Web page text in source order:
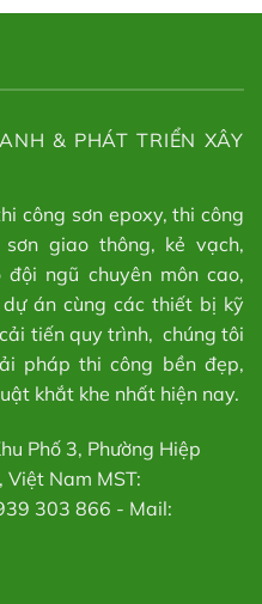
& PHÁT TRIỂN XÂY
công sơn epoxy, thi công
giao thông, kẻ vạch,
ngũ chuyên môn cao,
án cùng các thiết bị kỹ
tiến quy trình, chúng tôi
pháp thi công bền đẹp,
khắt khe nhất hiện nay.
Phố 3, Phường Hiệp
Việt Nam MST:
303 866 - Mail: